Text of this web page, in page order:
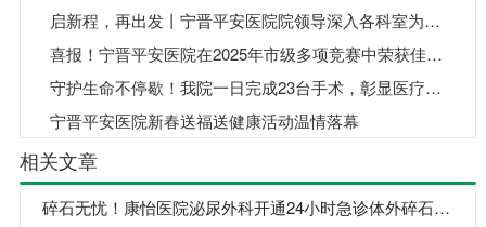
启新程，再出发丨宁晋平安医院院领导深入各科室为医务人员送祝福、鼓干劲
喜报！宁晋平安医院在2025年市级多项竞赛中荣获佳绩！
守护生命不停歇！我院一日完成23台手术，彰显医疗温度
宁晋平安医院新春送福送健康活动温情落幕
相关文章
碎石无忧！康怡医院泌尿外科开通24小时急诊体外碎石绿色通道